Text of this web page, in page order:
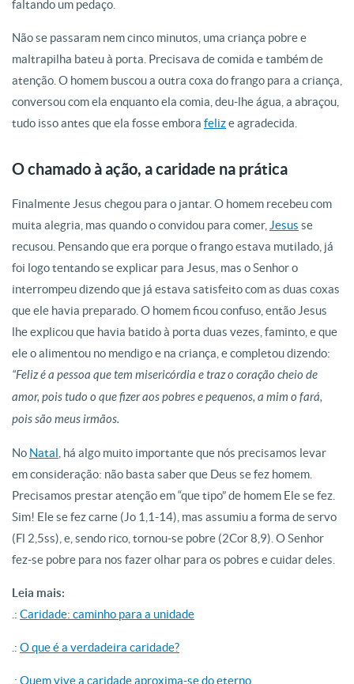
faltando um pedaço.
Não se passaram nem cinco minutos, uma criança pobre e
maltrapilha bateu à porta. Precisava de comida e também de
atenção. O homem buscou a outra coxa do frango para a criança,
conversou com ela enquanto ela comia, deu-lhe água, a abraçou,
tudo isso antes que ela fosse embora felize agradecida.
O chamado à ação, a caridade na prática
Finalmente Jesus chegou para o jantar. O homem recebeu com
muita alegria, mas quando o convidou para comer, Jesus se
recusou. Pensando que era porque o frango estava mutilado, já
foi logo tentando se explicar para Jesus, mas o Senhor o
interrompeu dizendo que já estava satisfeito com as duas coxas
que ele havia preparado. O homem ficou confuso, então Jesus
lhe explicou que havia batido à porta duas vezes, faminto, e que
ele o alimentou no mendigo e na criança, e completou dizendo:
“Feliz é a pessoa que tem misericórdia e traz o coração cheio de
amor, pois tudo o que fizer aos pobres e pequenos, a mim o fará,
pois são meus irmãos.
No Natal , há algo muito importante que nós precisamos levar
em consideração: não basta saber que Deus se fez homem.
Precisamos prestar atenção em “que tipo” de homem Ele se fez.
Sim! Ele se fez carne (Jo 1,1-14), mas assumiu a forma de servo
(Fl 2,5ss), e, sendo rico, tornou-se pobre (2Cor 8,9). O Senhor
fez-se pobre para nos fazer olhar para os pobres e cuidar deles.
Leia mais:
.: Caridade: caminho para a unidade
.: O que é a verdadeira caridade?
.: Quem vive a caridade aproxima-se do eterno